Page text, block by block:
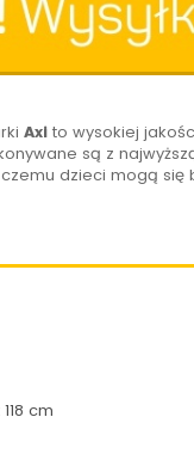
Axi to wysokiej
są z
czemu dzieci mogą
cm